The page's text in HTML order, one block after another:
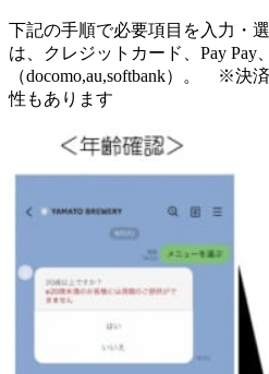
下記の手順で必要項目を入力・
は、クレジットカード、Pay Pay
（docomo,au,softbank）。 ※決
性もあります